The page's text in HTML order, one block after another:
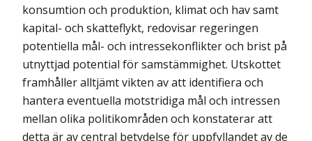
konsumtion och produktion, klimat och hav samt
kapital- och skatteflykt, redovisar regeringen
potentiella mål- och intressekonflikter och brist på
utnyttjad potential för samstämmighet. Utskottet
framhåller alltjämt vikten av att identifiera och
hantera eventuella motstridiga mål och intressen
mellan olika politikområden och konstaterar att
detta är av central betydelse för uppfyllandet av de